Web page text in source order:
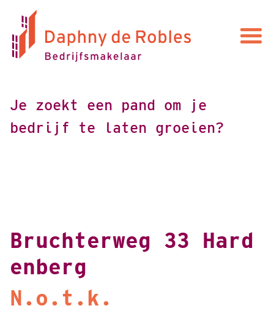
Je zoekt een pand om
je
bedrijf
te laten groeien?
Bruchterweg 33 Hard
enberg
N.o.t.k.